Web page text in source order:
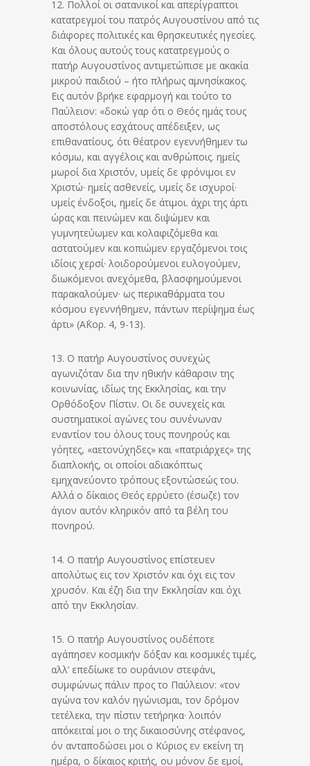
12. Πολλοί οι σατανικοί και απερίγραπτοι
κατατρεγμοί του πατρός Αυγουστίνου από τις
διάφορες πολιτικές και θρησκευτικές ηγεσίες.
Και όλους αυτούς τους κατατρεγμούς ο
πατήρ Αυγουστίνος αντιμετώπισε με ακακία
μικρού παιδιού – ήτο πλήρως αμνησίκακος.
Εις αυτόν βρήκε εφαρμογή και τούτο το
Παύλειον: «δοκώ γαρ ότι ο Θεός ημάς τους
αποστόλους εσχάτους απέδειξεν, ως
επιθανατίους, ότι θέατρον εγεννήθημεν τω
κόσμω, και αγγέλοις και ανθρώποις. ημείς
μωροί δια Χριστόν, υμείς δε φρόνιμοι εν
Χριστώ· ημείς ασθενείς, υμείς δε ισχυροί·
υμείς ένδοξοι, ημείς δε άτιμοι. άχρι της άρτι
ώρας και πεινώμεν και διψώμεν και
γυμνητεύωμεν και κολαφιζόμεθα και
αστατούμεν και κοπιώμεν εργαζόμενοι τοις
ιδίοις χερσί· λοιδορούμενοι ευλογούμεν,
διωκόμενοι ανεχόμεθα, βλασφημούμενοι
παρακαλούμεν· ως περικαθάρματα του
κόσμου εγεννήθημεν, πάντων περίψημα έως
άρτι» (Α΄Κορ. 4, 9-13).
13. Ο πατήρ Αυγουστίνος συνεχώς
αγωνιζόταν δια την ηθικήν κάθαρσιν της
κοινωνίας, ιδίως της Εκκλησίας, και την
Ορθόδοξον Πίστιν. Οι δε συνεχείς και
συστηματικοί αγώνες του συνένωναν
εναντίον του όλους τους πονηρούς και
γόητες, «αετονύχηδες» και «πατριάρχες» της
διαπλοκής, οι οποίοι αδιακόπτως
εμηχανεύοντο τρόπους εξοντώσεώς του.
Αλλά ο δίκαιος Θεός ερρύετο (έσωζε) τον
άγιον αυτόν κληρικόν από τα βέλη του
πονηρού.
14. Ο πατήρ Αυγουστίνος επίστευεν
απολύτως εις τον Χριστόν και όχι εις τον
χρυσόν. Και έζη δια την Εκκλησίαν και όχι
από την Εκκλησίαν.
15. Ο πατήρ Αυγουστίνος ουδέποτε
αγάπησεν κοσμικήν δόξαν και κοσμικές τιμές,
αλλ’ επεδίωκε το ουράνιον στεφάνι,
συμφώνως πάλιν προς το Παύλειον: «τον
αγώνα τον καλόν ηγώνισμαι, τον δρόμον
τετέλεκα, την πίστιν τετήρηκα· λοιπόν
απόκειταί μοι ο της δικαιοσύνης στέφανος,
όν ανταποδώσει μοι ο Κύριος εν εκείνη τη
ημέρα, ο δίκαιος κριτής, ου μόνον δε εμοί,